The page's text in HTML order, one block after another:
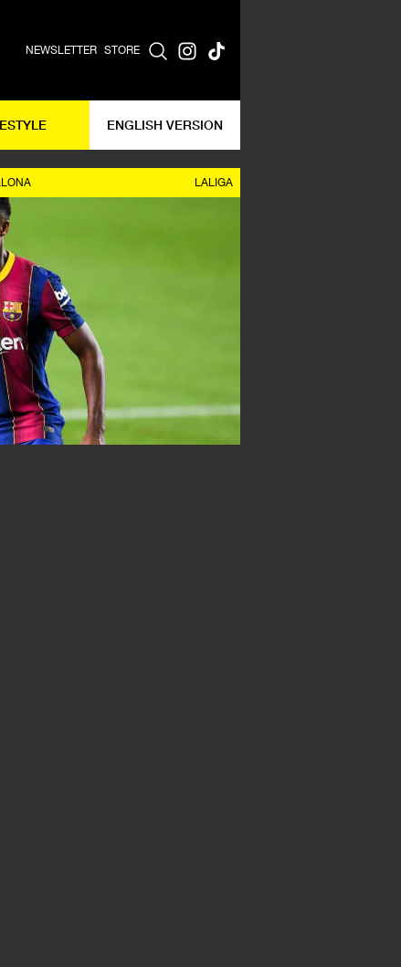
NEWSLETTER STORE
ENGLISH VERSION
LALIGA